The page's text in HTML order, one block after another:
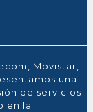
Movistar,
una
de servicios
en la